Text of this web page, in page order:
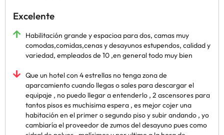
Excelente
Habilitación grande y espacioa para dos, camas muy
comodas,comidas,cenas y desayunos estupendos, calidad y
variedad, empleados de 10 ,en general todo muy bien
Que un hotel con 4 estrellas no tenga zona de
aparcamiento cuando llegas o sales para descargar el
equipaje , no puedo llegar a entenderlo , 2 ascensores para
tantos pisos es muchisima espera , es mejor cojer una
habitación en el primer o segundo piso y subir andando , yo
cambiaría el proveedor de zumos del desayuno pues como